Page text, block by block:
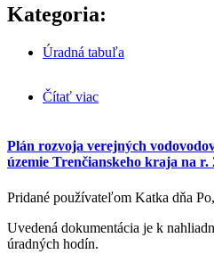
Kategoria:
Úradná tabuľa
Čítať viac
Plán rozvoja verejných
územie Trenčianskeho kraja na r.
Pridané používateľom Katka dňa
Uvedená dokumentácia je k
úradných hodín.